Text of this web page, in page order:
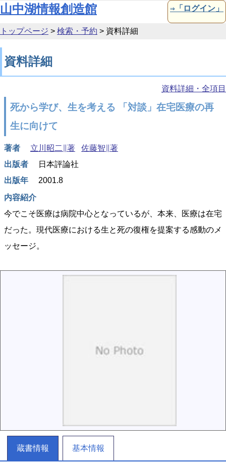
本文へ移動
山中湖情報創造館 ⇒「ログイン」
トップページ > 検索・予約 > 資料詳細
資料詳細
資料詳細・全項目
死から学び、生を考える 「対談」在宅医療の再
生に向けて
著者 立川昭二∥著
佐藤智∥著
出版者
日本評論社
出版年
2001.8
内容紹介
今でこそ医療は病院中心となっているが、本来、医療は在宅
だった。現代医療における生と死の復権を提案する感動のメ
ッセージ。
蔵書情報 基本情報